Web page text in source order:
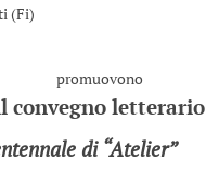
(Fi)
promuovono
convegno letterario
di “Atelier”